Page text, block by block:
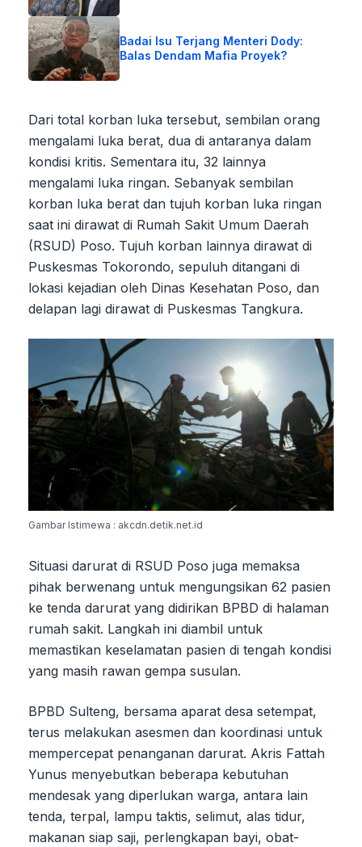
Badai Isu Terjang Menteri Dody:
Balas Dendam Mafia Proyek?
Dari total korban luka tersebut, sembilan orang
mengalami luka berat, dua di antaranya dalam
kondisi kritis. Sementara itu, 32 lainnya
mengalami luka ringan. Sebanyak sembilan
korban luka berat dan tujuh korban luka ringan
saat ini dirawat di Rumah Sakit Umum Daerah
(RSUD) Poso. Tujuh korban lainnya dirawat di
Puskesmas Tokorondo, sepuluh ditangani di
lokasi kejadian oleh Dinas Kesehatan Poso, dan
delapan lagi dirawat di Puskesmas Tangkura.
Gambar Istimewa : akcdn.detik.net.id
Situasi darurat di RSUD Poso juga memaksa
pihak berwenang untuk mengungsikan 62 pasien
ke tenda darurat yang didirikan BPBD di halaman
rumah sakit. Langkah ini diambil untuk
memastikan keselamatan pasien di tengah kondisi
yang masih rawan gempa susulan.
BPBD Sulteng, bersama aparat desa setempat,
terus melakukan asesmen dan koordinasi untuk
mempercepat penanganan darurat. Akris Fattah
Yunus menyebutkan beberapa kebutuhan
mendesak yang diperlukan warga, antara lain
tenda, terpal, lampu taktis, selimut, alas tidur,
makanan siap saji, perlengkapan bayi, obat-